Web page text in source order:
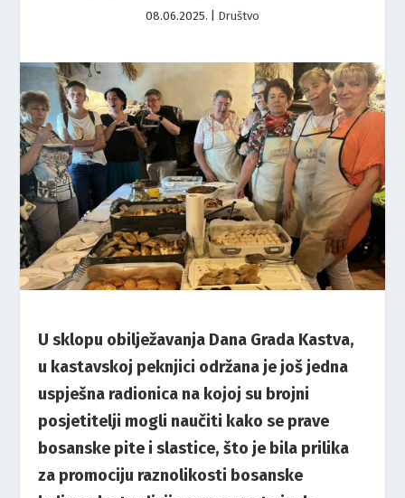
08.06.2025. Društvo
U sklopu obilježavanja Dana Grada Kastva,
u kastavskoj peknjici održana je još jedna
uspješna radionica na kojoj su brojni
posjetitelji mogli naučiti kako se prave
bosanske pite i slastice, što je bila prilika
za promociju raznolikosti bosanske